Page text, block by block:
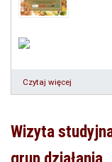
Czytaj więcej
i
z
Wizyta